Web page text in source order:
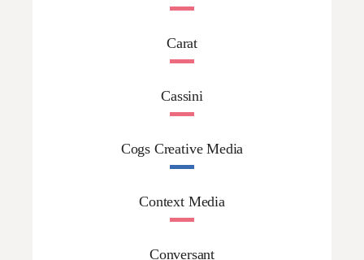
Carat
Cassini
Cogs Creative Media
Context Media
Conversant